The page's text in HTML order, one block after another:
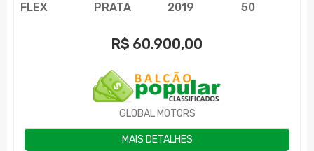
FLEX PRATA 2019 50
R$ 60.900,00
GLOBAL MOTORS
MAIS DETALHES